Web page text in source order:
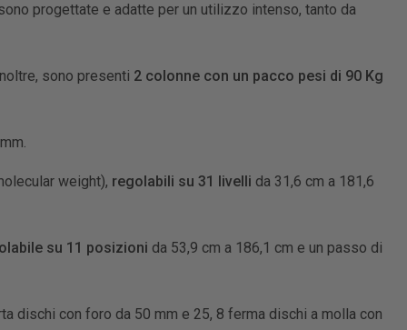
progettate e adatte per un utilizzo intenso, tanto da
sono presenti 2 colonne con un pacco pesi di 90 Kg
weight), regolabili su 31 livelli da 31,6 cm a 181,6
su 11 posizioni da 53,9 cm a 186,1 cm e un passo di
dischi con foro da 50 mm e 25, 8 ferma dischi a molla con